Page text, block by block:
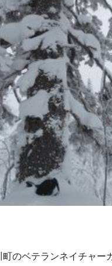
のベテランネイチャー